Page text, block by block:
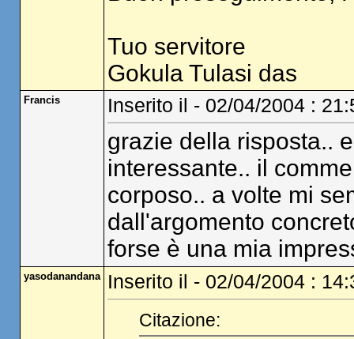
Tuo servitore
Gokula Tulasi das
Francis Inserito il - 02/04/2004 :
grazie della risposta..
interessante.. il
corposo.. a volte mi
dall'argomento
forse è una mia
yasodanandana Inserito il - 02/04/2004 :
Citazione: